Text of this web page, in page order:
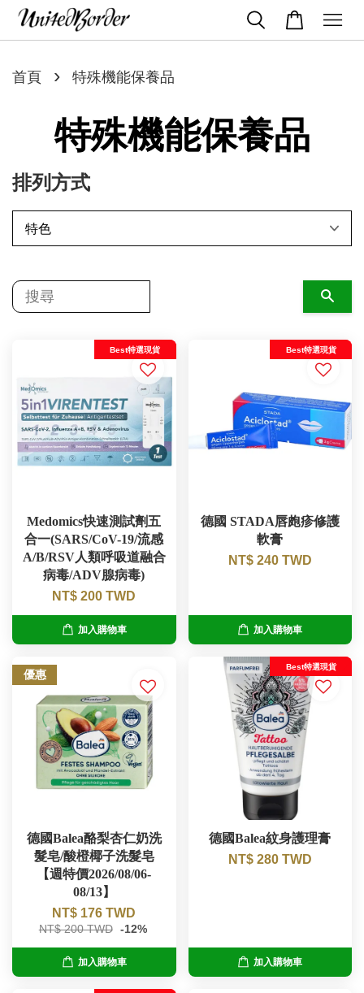
首頁 › 特殊機能保養品
特殊機能保養品
排列方式
Best特選現貨
Medomics快速測試劑五
合一(SARS/CoV-19/流感
A/B/RSV人類呼吸道融合
病毒/ADV腺病毒)
NT$ 200 TWD
加入購物車
Best特選現貨
德國 STADA唇皰疹修護
軟膏
NT$ 240 TWD
加入購物車
優惠
德國Balea酪梨杏仁奶洗
髮皂/酸橙椰子洗髮皂
【週特價2026/08/06-
08/13】
NT$ 176 TWD
NT$ 200 TWD -12%
加入購物車
Best特選現貨
德國Balea紋身護理膏
NT$ 280 TWD
加入購物車